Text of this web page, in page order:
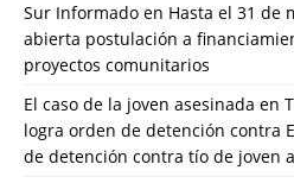
Sur Informado en Hasta el 31 de
abierta postulación a
proyectos comunitarios
El caso de la joven asesinada en
logra orden de detención contra
de detención contra tío de joven